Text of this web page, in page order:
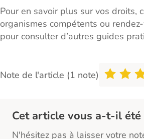
Pour en savoir plus sur vos droits,
organismes compétents ou
pour consulter d’autres guides
Note de l'article (1 note)
Cet article vous a-t-il été
N'hésitez pas à laisser votre